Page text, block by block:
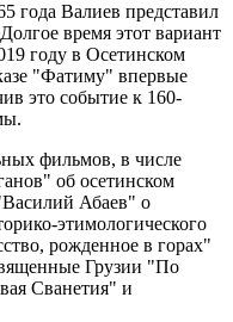
года Валиев представил
время этот вариант
году в Осетинском
"Фатиму" впервые
это событие к 160-
фильмов, в числе
об осетинском
Абаев" о
этимологического
рожденное в горах"
Грузии "По
Сванетия" и